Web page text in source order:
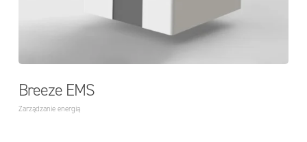
Breeze EMS
Zarządzanie energią